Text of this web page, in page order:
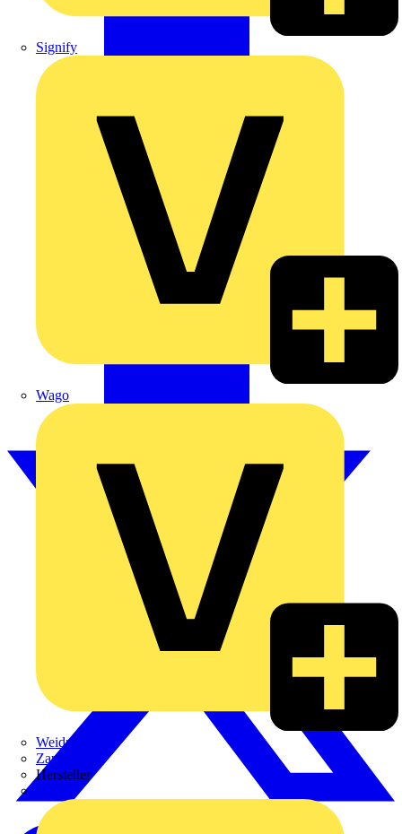
Signify
Wago
Weidmüller
Zaptec
Hersteller